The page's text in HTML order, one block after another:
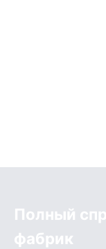
Полный
фабрик